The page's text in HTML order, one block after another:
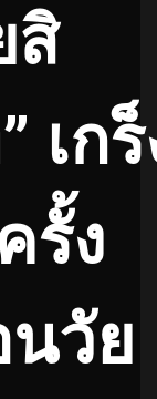
สิ
เก
รั้ง
วัย